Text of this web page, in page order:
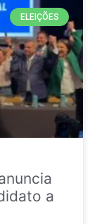
ELEIÇÕES
a